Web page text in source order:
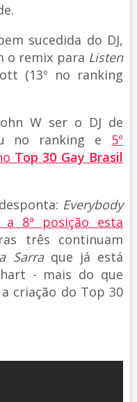
sucedida do DJ,
o remix para Listen
(13º no ranking
W ser o DJ de
no ranking e 5º
Top 30 Gay Brasil
Everybody
8ª posição esta
três continuam
Sarraque já está
- mais do que
criação do Top 30